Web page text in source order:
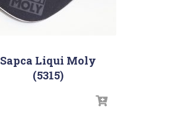
Sapca Liqui Moly
(5315)